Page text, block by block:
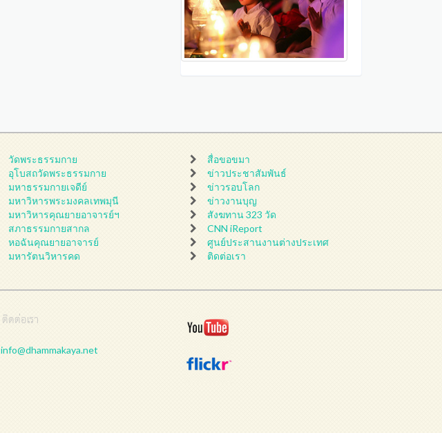
วัดพระธรรมกาย
อุโบสถวัดพระธรรมกาย
มหาธรรมกายเจดีย์
มหาวิหารพระมงคลเทพมุนี
มหาวิหารคุณยายอาจารย์ฯ
สภาธรรมกายสากล
หอฉันคุณยายอาจารย์
มหารัตนวิหารคด
สื่อขอขมา
ข่าวประชาสัมพันธ์
ข่าวรอบโลก
ข่าวงานบุญ
สังฆทาน 323 วัด
CNN iReport
ศูนย์ประสานงานต่างประเทศ
ติดต่อเรา
ติดต่อเรา
info@dhammakaya.net